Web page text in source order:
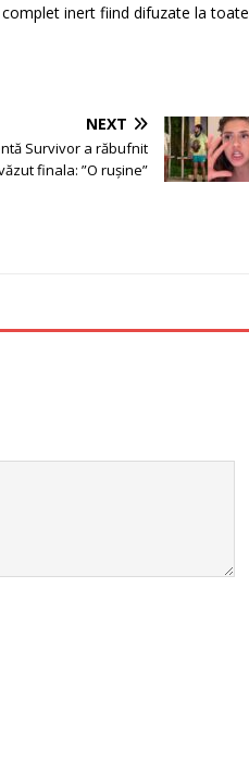
inert fiind difuzate la toate
NEXT
Survivor a răbufnit
finala: ”O rușine”